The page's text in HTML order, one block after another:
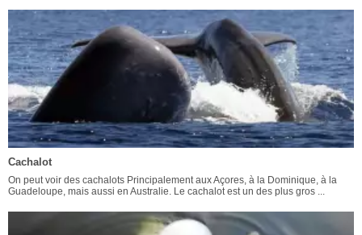
Cachalot
On peut voir des cachalots Principalement aux Açores, à la Dominique, à la
Guadeloupe, mais aussi en Australie. Le cachalot est un des plus gros ...